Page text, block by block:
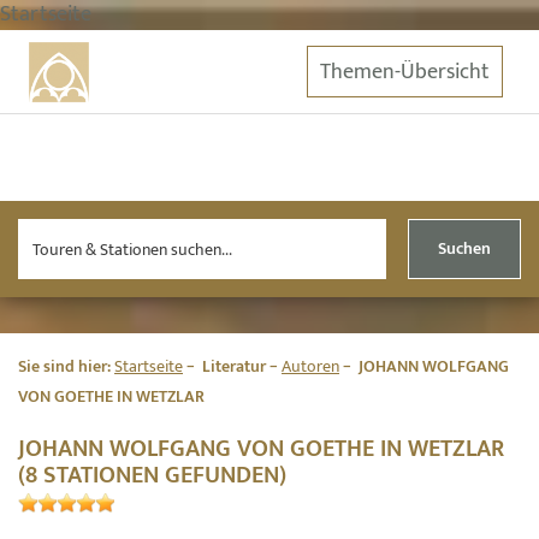
Startseite
Themen-Übersicht
Suchen
Sie sind hier:Startseite Literatur Autoren
JOHANN WOLFGANG
VON GOETHE IN WETZLAR
JOHANN WOLFGANG VON GOETHE IN WETZLAR
(8 STATIONEN GEFUNDEN)